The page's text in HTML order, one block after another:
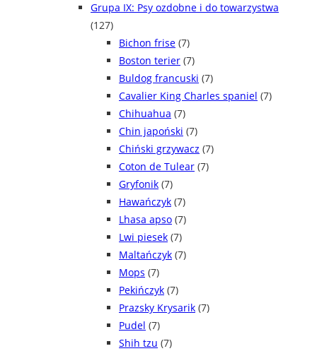
Grupa IX: Psy ozdobne i do towarzystwa
(127)
Bichon frise (7)
Boston terier (7)
Buldog francuski (7)
Cavalier King Charles spaniel (7)
Chihuahua (7)
Chin japoński (7)
Chiński grzywacz (7)
Coton de Tulear (7)
Gryfonik (7)
Hawańczyk (7)
Lhasa apso (7)
Lwi piesek (7)
Maltańczyk (7)
Mops (7)
Pekińczyk (7)
Prazsky Krysarik (7)
Pudel (7)
Shih tzu (7)